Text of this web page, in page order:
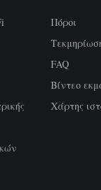
Πόροι
FAQ
Βίντεο
Χάρτης